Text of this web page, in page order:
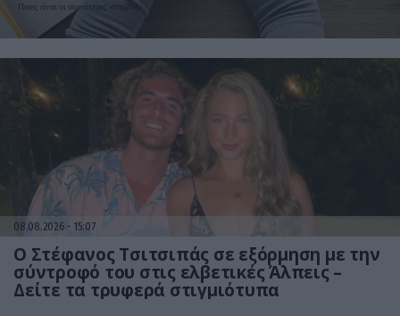
Ποιες είναι οι συχνότερες «παγίδες»
08.08.2026 15:07
Ο Στέφανος Τσιτσιπάς σε εξόρμηση με την
σύντροφό του στις ελβετικές Άλπεις –
Δείτε τα τρυφερά στιγμιότυπα